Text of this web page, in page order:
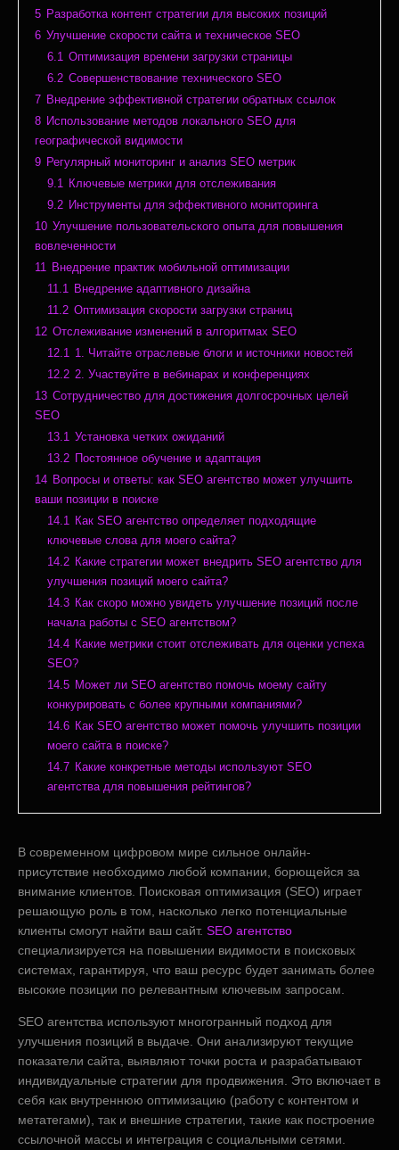
5 Разработка контент стратегии для высоких позиций
6 Улучшение скорости сайта и техническое SEO
6.1 Оптимизация времени загрузки страницы
6.2 Совершенствование технического SEO
7 Внедрение эффективной стратегии обратных ссылок
8 Использование методов локального SEO для
географической видимости
9 Регулярный мониторинг и анализ SEO метрик
9.1 Ключевые метрики для отслеживания
9.2 Инструменты для эффективного мониторинга
10 Улучшение пользовательского опыта для повышения
вовлеченности
11 Внедрение практик мобильной оптимизации
11.1 Внедрение адаптивного дизайна
11.2 Оптимизация скорости загрузки страниц
12 Отслеживание изменений в алгоритмах SEO
12.1 1. Читайте отраслевые блоги и источники новостей
12.2 2. Участвуйте в вебинарах и конференциях
13 Сотрудничество для достижения долгосрочных целей
SEO
13.1 Установка четких ожиданий
13.2
Постоянное обучение и адаптация
14 Вопросы и ответы: как SEO агентство может улучшить
ваши позиции в поиске
14.1 Как SEO агентство определяет подходящие
ключевые слова для моего сайта?
14.2 Какие стратегии может внедрить SEO агентство для
улучшения позиций моего сайта?
14.3 Как скоро можно увидеть улучшение позиций после
начала работы с SEO агентством?
14.4 Какие метрики стоит отслеживать для оценки успеха
SEO?
14.5 Может ли SEO агентство помочь моему сайту
конкурировать с более крупными компаниями?
14.6 Как SEO агентство может помочь улучшить позиции
моего сайта в поиске?
14.7 Какие конкретные методы используют SEO
агентства для повышения рейтингов?
В современном цифровом мире сильное онлайн-
присутствие необходимо любой компании, борющейся за
внимание клиентов. Поисковая оптимизация (SEO) играет
решающую роль в том, насколько легко потенциальные
клиенты смогут найти ваш сайт. SEO агентство
специализируется на повышении видимости в поисковых
системах, гарантируя, что ваш ресурс будет занимать более
высокие позиции по релевантным ключевым запросам.
SEO агентства используют многогранный подход для
улучшения позиций в выдаче. Они анализируют текущие
показатели сайта, выявляют точки роста и разрабатывают
индивидуальные стратегии для продвижения. Это включает в
себя как внутреннюю оптимизацию (работу с контентом и
метатегами), так и внешние стратегии, такие как построение
ссылочной массы и интеграция с социальными сетями.